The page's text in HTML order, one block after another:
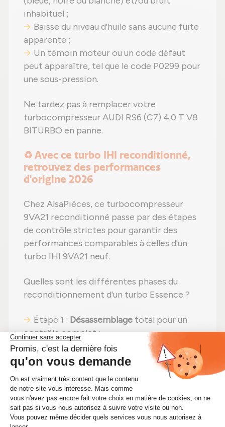
inhabituel ;
Baisse du niveau d'huile sans aucune fuite
apparente ;
Un témoin moteur ou un code défaut
peut apparaître, tel que le code P0299 pour
une sous-pression.
Ne tardez pas à remplacer votre
turbocompresseur AUDI RS6 (C7) 4.0 T V8
BITURBO en panne.
♻️ Avec ce turbo IHI reconditionné,
retrouvez des performances
d'origine 2026
Chez AlsaPièces, ce turbocompresseur
9VA21 reconditionné passe par des étapes
de contrôle strictes pour garantir des
performances comparables à celles d'un
turbo IHI 9VA21 neuf.
Quelles sont les différentes phases du
reconditionnement d'un turbo Essence ?
Étape 1 : Désassemblage total pour un
contrôle complet ;
Étape 2 :Nettoyage minutieux
pour
éliminer toute impureté ;
de tous les
composants ;
Étape 4 :Remplacement des pièces
détériorées par des composants neufs ;
Réassemblage